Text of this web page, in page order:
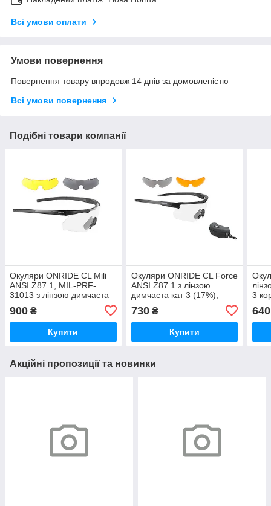
Всі умови оплати
Умови повернення
Повернення товару впродовж 14 днів за домовленістю
Всі умови повернення
Подібні товари компанії
Окуляри ONRIDE CL Mili
ANSI Z87.1, MIL-PRF-
31013 з лінзою димчаста
900 ₴
Купити
Окуляри ONRIDE CL Force
ANSI Z87.1 з лінзою
димчаста кат 3 (17%),
змінні лінзи: прозора кат 0
(100%)
730₴
Купити
3
640
Акційні пропозиції та новинки